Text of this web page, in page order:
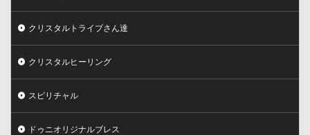
クリスタルトライブさん達
クリスタルヒーリング
スピリチャル
ドゥニオリジナルブレス